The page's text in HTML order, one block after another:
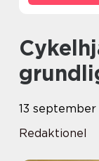
Cykelhjälm för barn: En
13 september
Redaktionel